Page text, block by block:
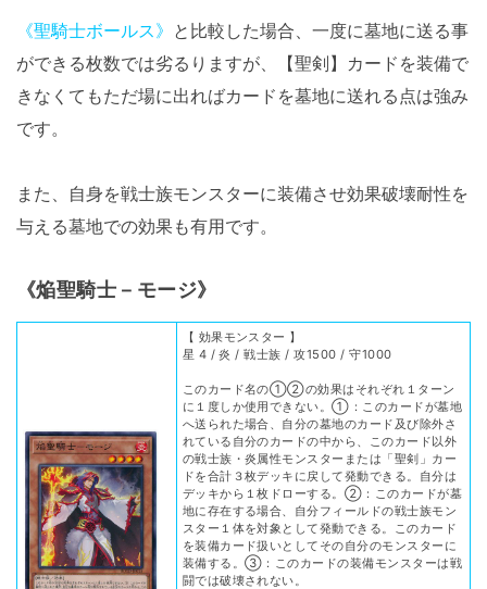
《聖騎士ボールス》 と比較した場合、一度に墓地に送る事
ができる枚数では劣るりますが、【聖剣】カードを装備で
きなくてもただ場に出ればカードを墓地に送れる点は強み
です。
また、自身を戦士族モンスターに装備させ効果破壊耐性を
与える墓地での効果も有用です。
《焔聖騎士－モージ》
【 効果モンスター 】
星 4 / 炎 / 戦士族 / 攻1500 / 守1000
このカード名の①②の効果はそれぞれ１ターン
に１度しか使用できない。①：このカードが墓地
へ送られた場合、自分の墓地のカード及び除外さ
れている自分のカードの中から、このカード以外
の戦士族・炎属性モンスターまたは「聖剣」カー
ドを合計３枚デッキに戻して発動できる。自分は
デッキから１枚ドローする。②：このカードが墓
地に存在する場合、自分フィールドの戦士族モン
スター１体を対象として発動できる。このカード
を装備カード扱いとしてその自分のモンスターに
装備する。③：このカードの装備モンスターは戦
闘では破壊されない。